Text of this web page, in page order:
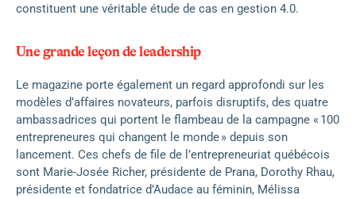
constituent une véritable étude de cas en gestion 4.0.
Une grande leçon de leadership
Le magazine porte également un regard approfondi sur les
modèles d’affaires novateurs, parfois disruptifs, des quatre
ambassadrices qui portent le flambeau de la campagne « 100
entrepreneures qui changent le monde » depuis son
lancement. Ces chefs de file de l’entrepreneuriat québécois
sont Marie-Josée Richer, présidente de Prana, Dorothy Rhau,
présidente et fondatrice d’Audace au féminin, Mélissa